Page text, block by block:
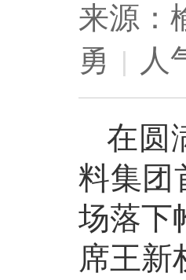
来源：
勇 | 人
在圆
料集团
场落下
席王新